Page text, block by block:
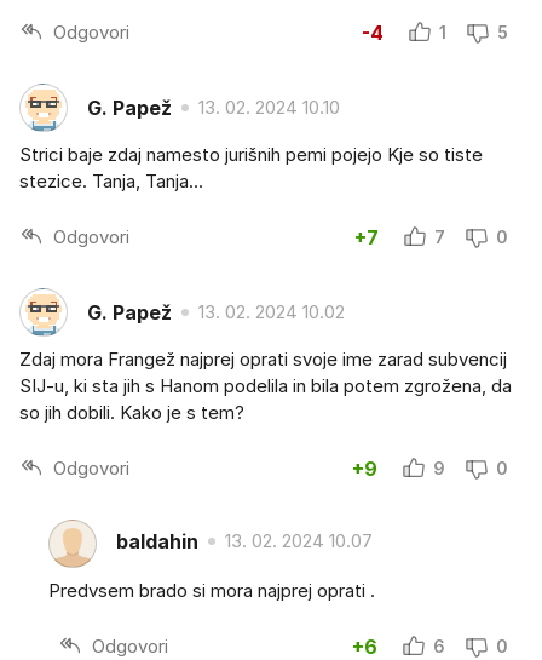
Odgovori -4 1 5
G. Papež 13. 02. 2024 10.10
Strici baje zdaj namesto jurišnih pemi pojejo Kje so tiste
stezice. Tanja, Tanja...
Odgovori +7 7 0
G. Papež 13. 02. 2024 10.02
Zdaj mora Frangež najprej oprati svoje ime zarad subvencij
SIJ-u, ki sta jih s Hanom podelila in bila potem zgrožena, da
so jih dobili. Kako je s tem?
Odgovori +9 9 0
baldahin 13. 02. 2024 10.07
Predvsem brado si mora najprej oprati .
Odgovori +6 6 0